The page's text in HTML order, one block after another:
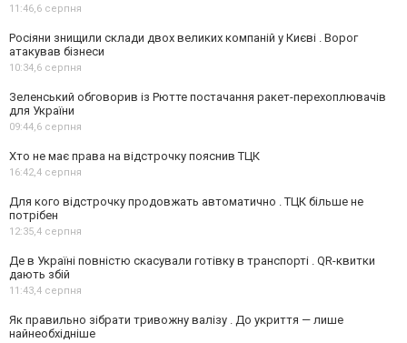
11:46,6 серпня
Росіяни знищили склади двох великих компаній у Києві . Ворог
атакував бізнеси
10:34,6 серпня
Зеленський обговорив із Рютте постачання ракет-перехоплювачів
для України
09:44,6 серпня
Хто не має права на відстрочку пояснив ТЦК
16:42,4 серпня
Для кого відстрочку продовжать автоматично . ТЦК більше не
потрібен
12:35,4 серпня
Де в Україні повністю скасували готівку в транспорті . QR-квитки
дають збій
11:43,4 серпня
Як правильно зібрати тривожну валізу . До укриття — лише
найнеобхідніше